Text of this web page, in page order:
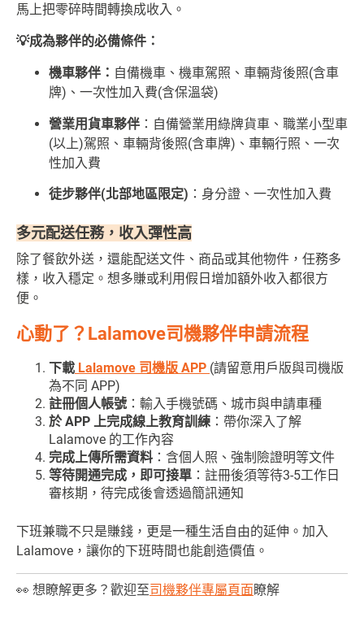
馬上把零碎時間轉換成收入。
💡成為夥伴的必備條件：
機車夥伴： 自備機車、機車駕照、車輛背後照(含車
牌)、一次性加入費(含保溫袋)
營業用貨車夥伴 ： 自備營業用綠牌貨車、職業小型車
(以上)駕照、車輛背後照(含車牌)、車輛行照、一次
性加入費
徒步夥伴(北部地區限定) ：身分證、一次性加入費
多元配送任務，收入彈性高
除了餐飲外送，還能配送文件、商品或其他物件，任務多
樣，收入穩定。想多賺或利用假日增加額外收入都很方
便。
心動了？Lalamove司機夥伴申請流程
下載 Lalamove 司機版 APP (請留意用戶版與司機版
為不同 APP)
註冊個人帳號 ：輸入手機號碼、城市與申請車種
於 APP 上完成線上教育訓練 ：帶你深入了解
Lalamove 的工作內容
完成上傳所需資料 ：含個人照、強制險證明等文件
等待開通完成，即可接單 ：註冊後須等待3-5工作日
審核期，待完成後會透過簡訊通知
下班兼職不只是賺錢，更是一種生活自由的延伸。加入
Lalamove，讓你的下班時間也能創造價值。
👀 想瞭解更多？歡迎至司機夥伴專屬頁面瞭解